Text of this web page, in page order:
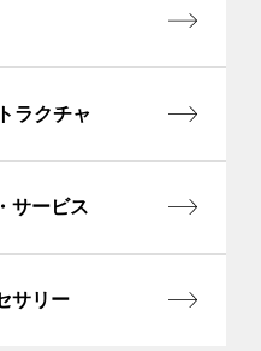
ラクチャ
サービス
サリー